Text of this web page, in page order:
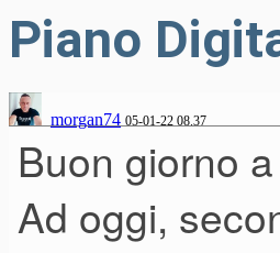
Piano
morgan74 05-01-22 08.37
Buon giorno
Ad oggi,